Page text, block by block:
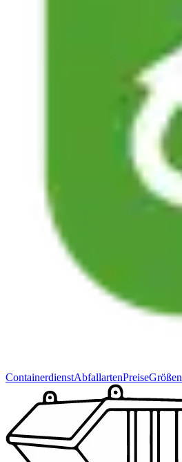
ContainerdienstAbfallartenPreiseGrößen